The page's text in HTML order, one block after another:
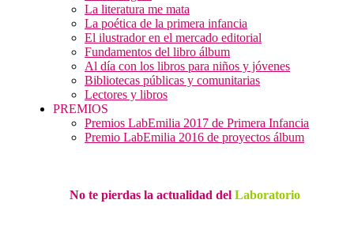
La literatura me mata
La poética de la primera infancia
El ilustrador en el mercado editorial
Fundamentos del libro álbum
Al día con los libros para niños y jóvenes
Bibliotecas públicas y comunitarias
Lectores y libros
PREMIOS
Premios LabEmilia 2017 de Primera Infancia
Premio LabEmilia 2016 de proyectos álbum
No te pierdas la actualidad del Laboratorio